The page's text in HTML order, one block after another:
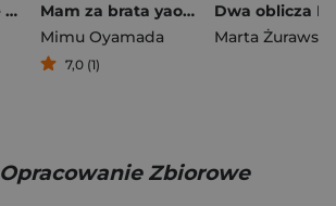
Nie uczono mnie szczęścia
Mam za brata yaoi-wariata
Mimu Oyamada
7,0 (1)
Marta Żurawska
Opracowanie Zbiorowe